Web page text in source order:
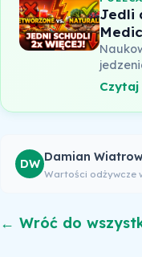
Jedli
DW
Damian
Wartości odżywcze
← Wróć do